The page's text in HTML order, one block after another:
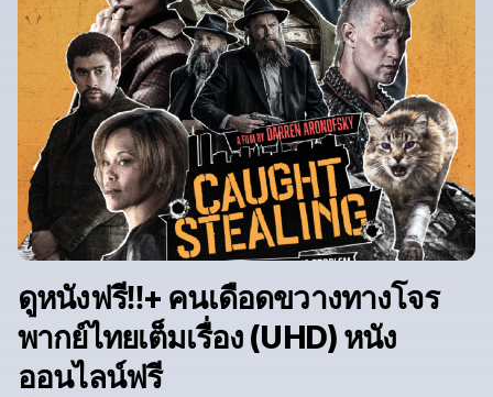
ดูหนังฟรี‼️+ คนเดือดขวางทางโจร
พากย์ไทยเต็มเรื่อง (UHD) หนัง
ออนไลน์ฟรี